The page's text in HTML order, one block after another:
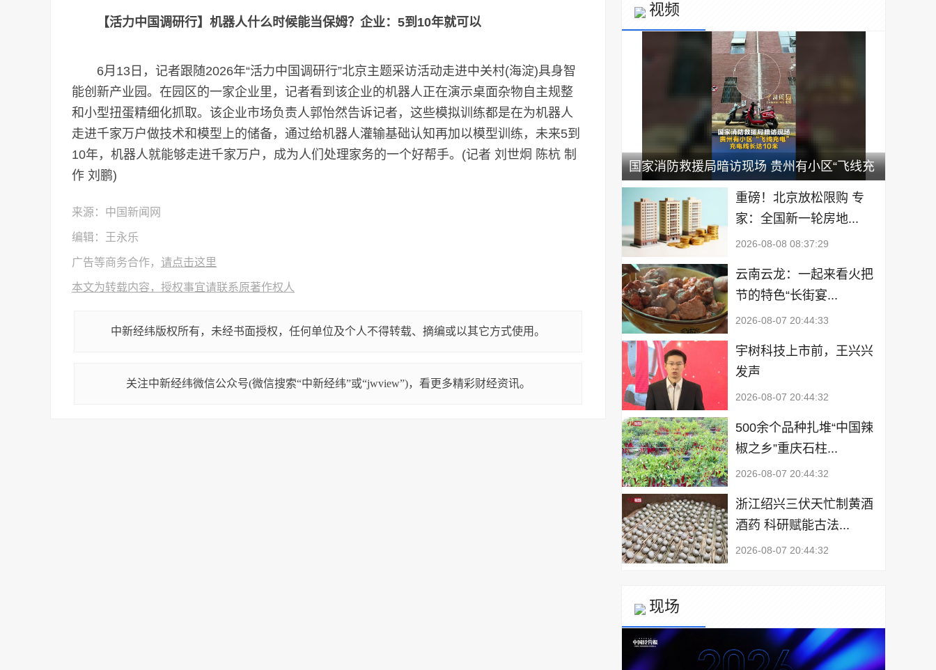
【活力中国调研行】机器人什么时候能当保姆？企业：5到10年就可以
6月13日，记者跟随2026年“活力中国调研行”北京主题采访活动走进中关村(海淀)具身智
能创新产业园。在园区的一家企业里，记者看到该企业的机器人正在演示桌面杂物自主规整
和小型扭蛋精细化抓取。该企业市场负责人郭怡然告诉记者，这些模拟训练都是在为机器人
走进千家万户做技术和模型上的储备，通过给机器人灌输基础认知再加以模型训练，未来5到
10年，机器人就能够走进千家万户，成为人们处理家务的一个好帮手。(记者 刘世炯 陈杭 制
作 刘鹏)
来源：中国新闻网
编辑：王永乐
广告等商务合作， 请点击这里
本文为转载内容，授权事宜请联系原著作权人
中新经纬版权所有，未经书面授权，任何单位及个人不得转载、摘编或以其它方式使用。
关注中新经纬微信公众号(微信搜索“中新经纬”或“jwview”)，看更多精彩财经资讯。
视频
国家消防救援局暗访现场 贵州有小区“飞线充
电” 充电线长达10米重磅！北京放松限购 专
家：全国新一轮房地...
2026-08-08 08:37:29
云南云龙：一起来看火把
节的特色“长街宴...
2026-08-07 20:44:33
宇树科技上市前，王兴兴
发声
2026-08-07 20:44:32
500余个品种扎堆“中国辣
椒之乡”重庆石柱...
2026-08-07 20:44:32
浙江绍兴三伏天忙制黄酒
酒药 科研赋能古法...
2026-08-07 20:44:32
现场